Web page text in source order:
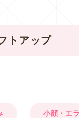
トアップ
小顔・エラ